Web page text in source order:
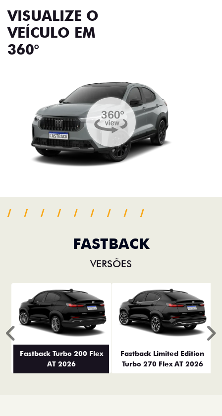
VISUALIZE O
VEÍCULO EM
360°
FASTBACK
VERSÕES
Fastback Turbo 200 Flex
AT 2026
Fastback Limited Edition
Turbo 270 Flex AT 2026
Anterior